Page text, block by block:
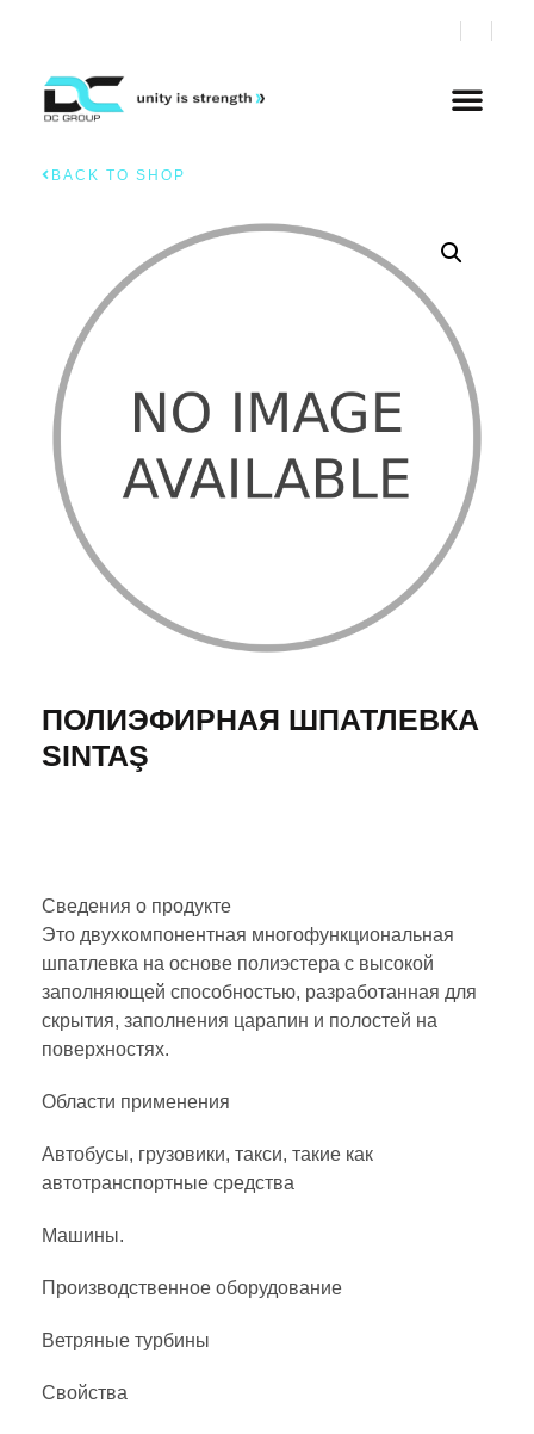
BACK TO SHOP
ПОЛИЭФИРНАЯ ШПАТЛЕВКА
SINTAŞ
Сведения о продукте
Это двухкомпонентная многофункциональная
шпатлевка на основе полиэстера с высокой
заполняющей способностью, разработанная для
скрытия, заполнения царапин и полостей на
поверхностях.
Области применения
Автобусы, грузовики, такси, такие как
автотранспортные средства
Машины.
Производственное оборудование
Ветряные турбины
Свойства